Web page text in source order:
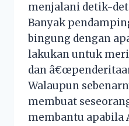
menjalani detik-
Banyak
bingung dengan
lakukan untuk
dan
Walaupun
membuat
membantu apabila